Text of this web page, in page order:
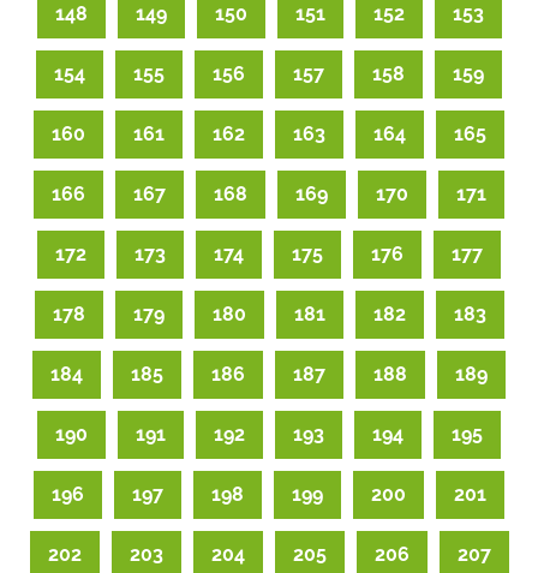
148 149 150 151 152 153
154 155 156 157 158 159
160 161 162 163 164 165
166 167 168 169 170 171
172 173 174 175 176 177
178 179 180 181 182 183
184 185 186 187 188 189
190 191 192 193 194 195
196 197 198 199 200 201
202 203 204 205 206 207